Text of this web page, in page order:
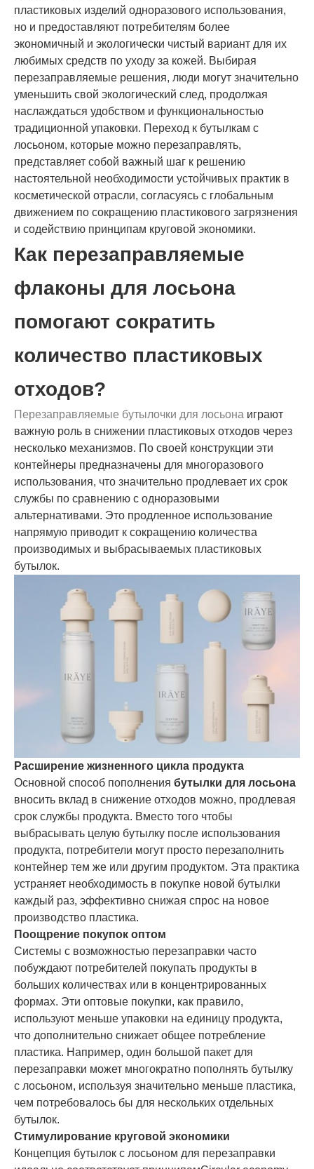
пластиковых изделий одноразового использования,
но и предоставляют потребителям более
экономичный и экологически чистый вариант для их
любимых средств по уходу за кожей. Выбирая
перезаправляемые решения, люди могут значительно
уменьшить свой экологический след, продолжая
наслаждаться удобством и функциональностью
традиционной упаковки. Переход к бутылкам с
лосьоном, которые можно перезаправлять,
представляет собой важный шаг к решению
настоятельной необходимости устойчивых практик в
косметической отрасли, согласуясь с глобальным
движением по сокращению пластикового загрязнения
и содействию принципам круговой экономики.
Как перезаправляемые
флаконы для лосьона
помогают сократить
количество пластиковых
отходов?
Перезаправляемые бутылочки для лосьона играют
важную роль в снижении пластиковых отходов через
несколько механизмов. По своей конструкции эти
контейнеры предназначены для многоразового
использования, что значительно продлевает их срок
службы по сравнению с одноразовыми
альтернативами. Это продленное использование
напрямую приводит к сокращению количества
производимых и выбрасываемых пластиковых
бутылок.
Расширение жизненного цикла продукта
Основной способ пополнения бутылки для лосьона
вносить вклад в снижение отходов можно, продлевая
срок службы продукта. Вместо того чтобы
выбрасывать целую бутылку после использования
продукта, потребители могут просто перезаполнить
контейнер тем же или другим продуктом. Эта практика
устраняет необходимость в покупке новой бутылки
каждый раз, эффективно снижая спрос на новое
производство пластика.
Поощрение покупок оптом
Системы с возможностью перезаправки часто
побуждают потребителей покупать продукты в
больших количествах или в концентрированных
формах. Эти оптовые покупки, как правило,
используют меньше упаковки на единицу продукта,
что дополнительно снижает общее потребление
пластика. Например, один большой пакет для
перезаправки может многократно пополнять бутылку
с лосьоном, используя значительно меньше пластика,
чем потребовалось бы для нескольких отдельных
бутылок.
Стимулирование круговой экономики
Концепция бутылок с лосьоном для перезаправки